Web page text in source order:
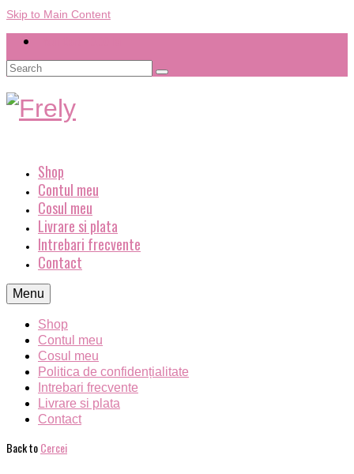
Skip to Main Content
Search
Shop
Contul meu
Cosul meu
Livrare si plata
Intrebari frecvente
Contact
Menu
Shop
Contul meu
Cosul meu
Politica de confidențialitate
Intrebari frecvente
Livrare si plata
Contact
Back toCercei